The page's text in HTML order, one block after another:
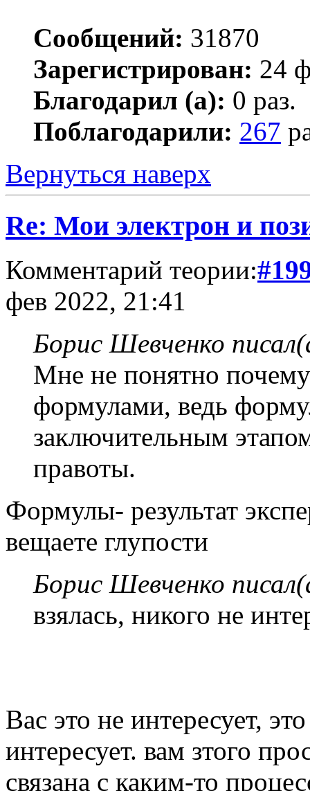
Сообщений: 31870
Зарегистрирован: 24
Благодарил (а): 0 раз.
Поблагодарили: 267
Вернуться наверх
Re: Мои электрон и
Комментарий теории:
фев 2022, 21:41
Борис Шевченко
Мне не понятно
формулами, ведь
заключительным
правоты.
Формулы- результат
вещаете глупости
Борис Шевченко
взялась, никого не
Вас это не интересует,
интересует. вам зтого
связана с каким-то